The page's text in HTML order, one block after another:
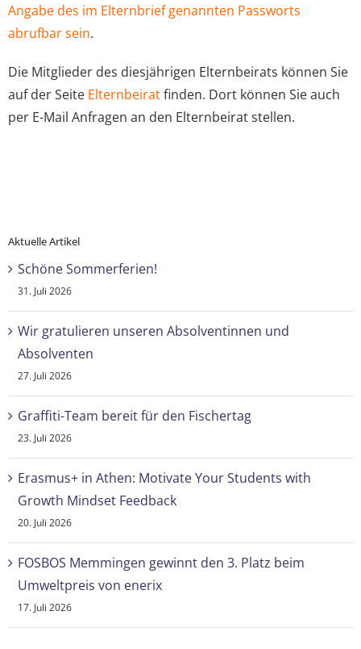
Angabe des im Elternbrief genannten Passworts
abrufbar sein.
Die Mitglieder des diesjährigen Elternbeirats können Sie
auf der Seite Elternbeiratfinden. Dort können Sie auch
per E-Mail Anfragen an den Elternbeirat stellen.
Aktuelle Artikel
Schöne Sommerferien!
31. Juli 2026
Wir gratulieren unseren Absolventinnen und
Absolventen
27. Juli 2026
Graffiti-Team bereit für den Fischertag
23. Juli 2026
Erasmus+ in Athen: Motivate Your Students with
Growth Mindset Feedback
20. Juli 2026
FOSBOS Memmingen gewinnt den 3. Platz beim
Umweltpreis von enerix
17. Juli 2026